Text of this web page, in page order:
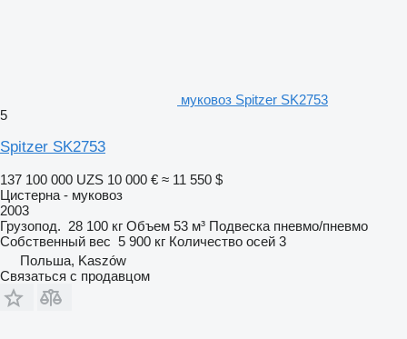
муковоз Spitzer SK2753
5
Spitzer SK2753
137 100 000 UZS 10 000 € ≈ 11 550 $
Цистерна - муковоз
2003
Грузопод. 28 100 кг Объем 53 м³ Подвеска пневмо/пневмо
Собственный вес 5 900 кг Количество осей 3
Польша, Kaszów
Связаться с продавцом